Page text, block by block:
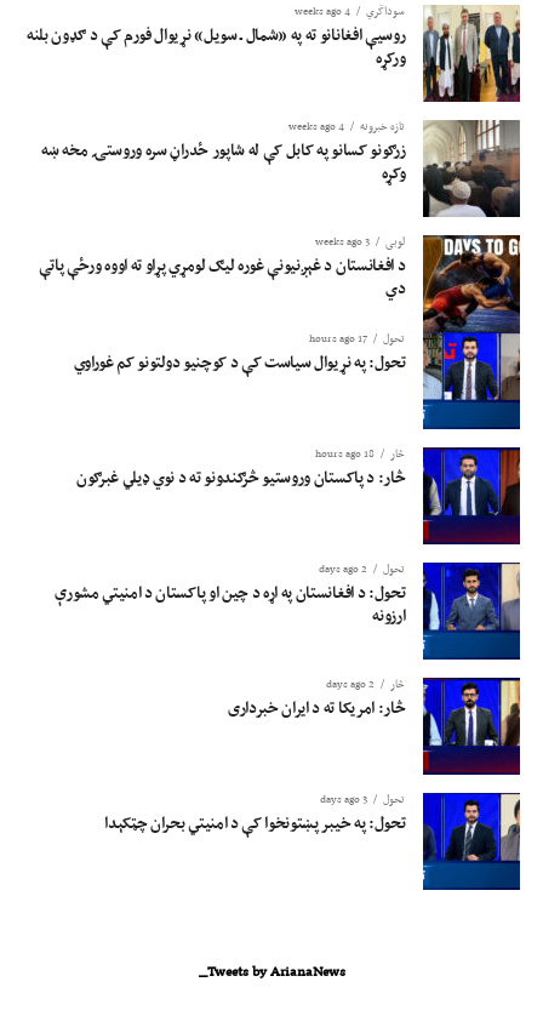
سوداگري 4 weeks ago
روسیې افغانانو ته په «شمال ـ سویل» نړیوال فورم کې د ګډون بلنه
ورکړه
تازه خبرونه 4 weeks ago
زرګونو کسانو په کابل کې له شاپور ځدراڼ سره وروستۍ مخه ښه
وکړه
لوبی 3 weeks ago
د افغانستان د غېږنیونې غوره لیګ لومړي پړاو ته اووه ورځې پاتې
دي
تحول 17 hours ago
تحول: په نړیوال سیاست کې د کوچنیو دولتونو کم غوراوي
څار 18 hours ago
څار: د پاکستان وروستیو څرګندونو ته د نوي ډیلي غبرګون
تحول 2 days ago
تحول: د افغانستان په اړه د چین او پاکستان د امنیتي مشورې
ارزونه
څار 2 days ago
څار: امریکا ته د ایران خبرداری
تحول 3 days ago
تحول: په خیبر پښتونخوا کې د امنیتي بحران چټکېدا
Tweets by ArianaNews_